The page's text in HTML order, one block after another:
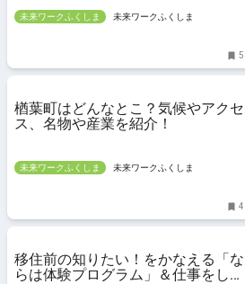
未来ワークふくしま 未来ワークふくしま
5
楢葉町はどんなとこ？気候やアクセ
ス、名物や産業を紹介！
未来ワークふくしま 未来ワークふくしま
4
移住前の知りたい！をかなえる「な
らは体験プログラム」＆仕事をしな